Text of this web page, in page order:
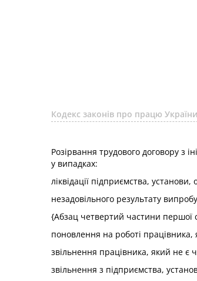
Кодекс законів про працю
Розірвання трудового договору з
у випадках:
ліквідації підприємства, установи,
незадовільного результату
{Абзац четвертий частини першої
поновлення на роботі
звільнення працівника, який не є
звільнення з підприємства,